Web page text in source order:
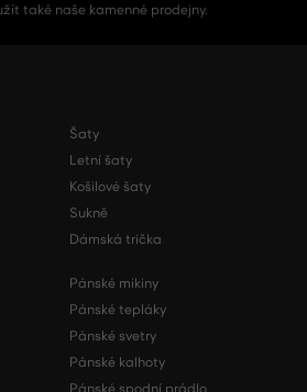
také naše kamenné prodejny.
Šaty
Letní šaty
Košilové šaty
Sukně
Dámská trička
Pánské mikiny
Pánské tepláky
Pánské svetry
Pánské kalhoty
Pánské spodní prádlo